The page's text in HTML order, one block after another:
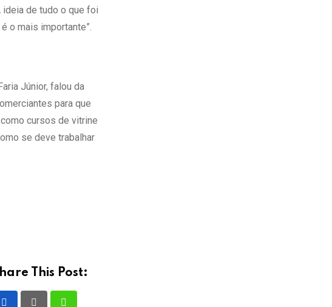
ideia de tudo o que foi
o mais importante”.
Júnior, falou da
para que
cursos de vitrine
se deve trabalhar
This Post: